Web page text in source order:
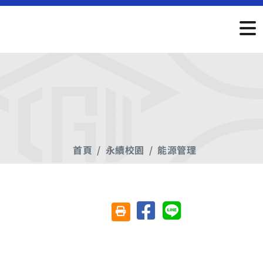
首頁 永續校園 能源管理
友善列印(另開視窗)
分享至臉書分享至 Line